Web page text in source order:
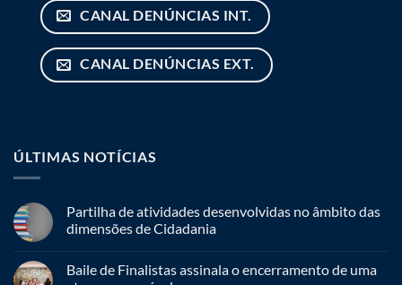
CANAL DENÚNCIAS INT.
CANAL DENÚNCIAS EXT.
ÚLTIMAS NOTÍCIAS
Partilha de atividades desenvolvidas no âmbito das
dimensões de Cidadania
Baile de Finalistas assinala o encerramento de uma